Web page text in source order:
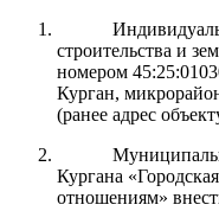
строительства и
номером
Курган,
(ранее адрес
Кургана
отношениям»